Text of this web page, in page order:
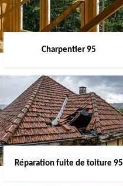
Charpentier 95
Réparation fuite de toiture 95